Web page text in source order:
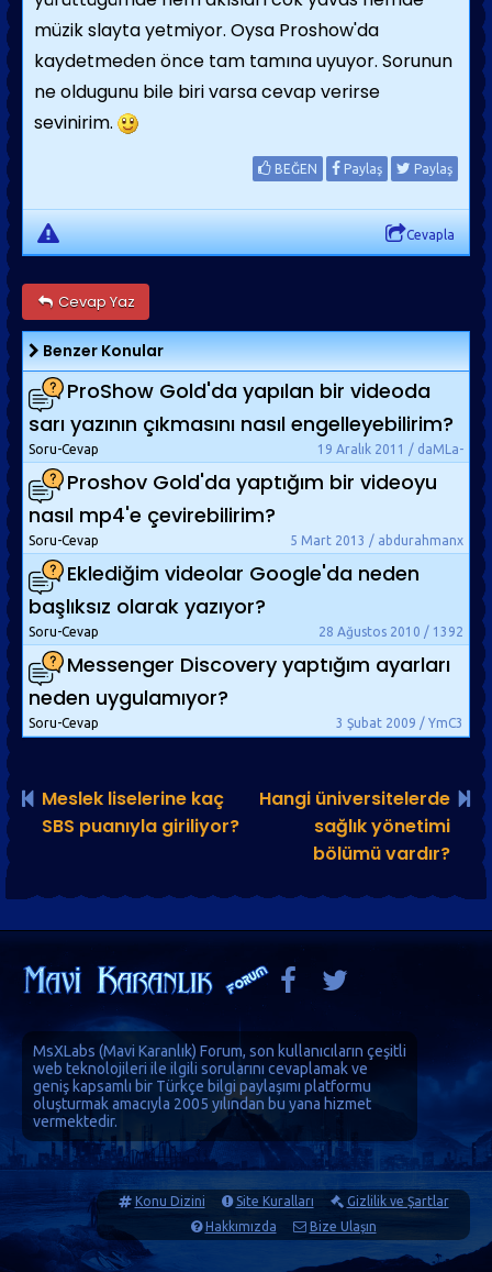
müzik slayta yetmiyor. Oysa Proshow'da
kaydetmeden önce tam tamına uyuyor. Sorunun
ne oldugunu bile biri varsa cevap verirse
sevinirim.
BEĞEN Paylaş Paylaş
Cevapla
Cevap Yaz
Benzer Konular
ProShow Gold'da yapılan bir videoda
sarı yazının çıkmasını nasıl engelleyebilirim?
19 Aralık 2011 / daMLa-
Soru-Cevap
Proshov Gold'da yaptığım bir videoyu
nasıl mp4'e çevirebilirim?
5 Mart 2013 / abdurahmanx
Soru-Cevap
Eklediğim videolar Google'da neden
başlıksız olarak yazıyor?
28 Ağustos 2010 / 1392
Soru-Cevap
Messenger Discovery yaptığım ayarları
neden uygulamıyor?
3 Şubat 2009 / YmC3
Soru-Cevap
Meslek liselerine kaç
SBS puanıyla giriliyor?
Hangi üniversitelerde
sağlık yönetimi
bölümü vardır?
MsXLabs (Mavi Karanlık) Forum, son kullanıcıların çeşitli
web teknolojileri ile ilgili sorularını cevaplamak ve
geniş kapsamlı bir Türkçe bilgi paylaşımı platformu
oluşturmak amacıyla 2005 yılından bu yana hizmet
vermektedir.
Konu Dizini Site Kuralları
Gizlilik ve Şartlar
Hakkımızda
Bize Ulaşın